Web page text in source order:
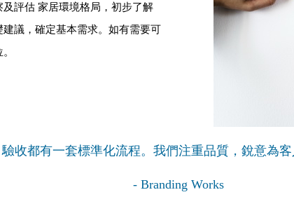
評估 家居環境格局，初步了解
議，確定基本需求。如有需要可
收都有一套標準化流程。我們注重品質，銳意為客
- Branding Works